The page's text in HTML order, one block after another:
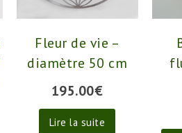
Fleur de vie –
diamètre 50 cm
195.00€
Lire la suite